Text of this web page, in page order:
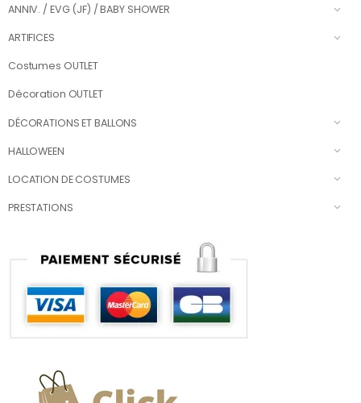
ANNIV. / EVG (JF) / BABY SHOWER
ARTIFICES
Costumes OUTLET
Décoration OUTLET
DÉCORATIONS ET BALLONS
HALLOWEEN
LOCATION DE COSTUMES
PRESTATIONS